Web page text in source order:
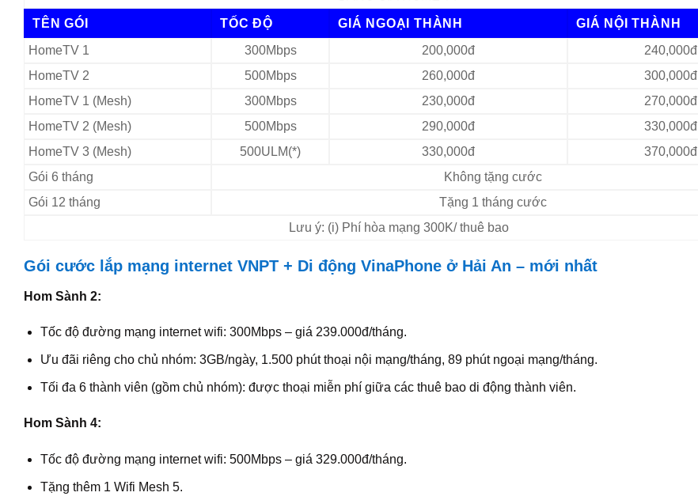
TÊN GÓI TỐC ĐỘ GIÁ NGOẠI THÀNH
GIÁ NỘI THÀNH
HomeTV 1
300Mbps 200,000đ
240,000đ
HomeTV 2
500Mbps 260,000đ
300,000đ
HomeTV 1 (Mesh)
300Mbps 230,000đ
270,000đ
HomeTV 2 (Mesh)
500Mbps 290,000đ
330,000đ
HomeTV 3 (Mesh)
500ULM(*) 330,000đ
370,000đ
Gói 6 tháng
Không tặng cước
Gói 12 tháng
Tặng 1 tháng cước
Lưu ý: (i) Phí hòa mạng 300K/ thuê bao
Gói cước lắp mạng internet VNPT + Di động VinaPhone ở Hải An – mới nhất
Hom Sành 2:
Tốc độ đường mạng internet wifi: 300Mbps – giá 239.000đ/tháng.
Ưu đãi riêng cho chủ nhóm: 3GB/ngày, 1.500 phút thoại nội mạng/tháng, 89 phút ngoại mạng/tháng.
Tối đa 6 thành viên (gồm chủ nhóm): được thoại miễn phí giữa các thuê bao di động thành viên.
Hom Sành 4:
Tốc độ đường mạng internet wifi: 500Mbps – giá 329.000đ/tháng.
Tặng thêm 1 Wifi Mesh 5.